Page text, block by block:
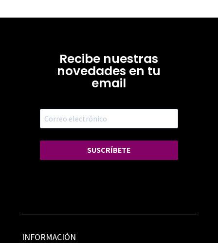
Recibe nuestras
novedades en tu
email
SUSCRÍBETE
INFORMACIÓN